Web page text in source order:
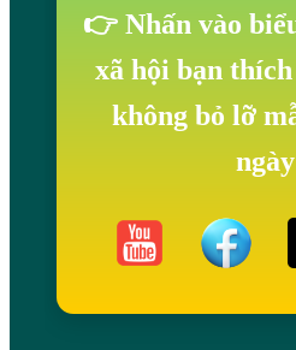
👉 Nhấn vào
xã hội bạn
không bỏ lỡ